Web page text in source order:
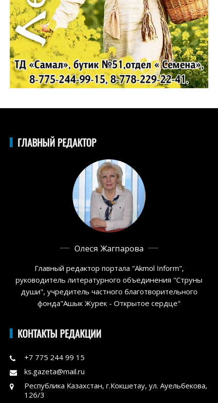
ГЛАВНЫЙ РЕДАКТОР
Олеся Жагпарова
Главный редактор портала "Akmol Inform",
руководитель литературного объединения "Струны
души", учредитель частного благотворительного
фонда"Ашык Журек - Открытое сердце"
КОНТАКТЫ РЕДАКЦИИ
+7 775 244 99 15
ks.gazeta@mail.ru
Республика Казахстан, г.Кокшетау, ул. Ауельбекова,
126/3